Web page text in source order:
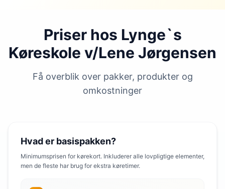
Priser hos Lynge`s
Køreskole v/Lene Jørgensen
Få overblik over pakker, produkter og
omkostninger
Hvad er basispakken?
Minimumsprisen for kørekort. Inkluderer alle lovpligtige elementer,
men de fleste har brug for ekstra køretimer.